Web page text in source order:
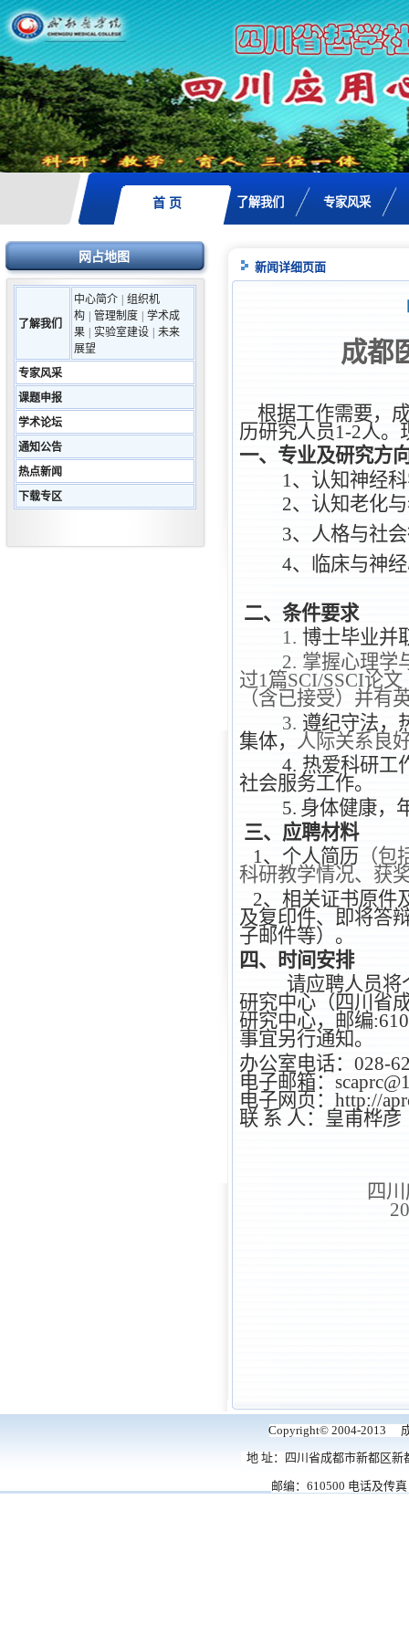
首 页 了解我们 专家风采
网占地图
了解我们
中心简介
组织机
构
管理制度
学术成
果
实验室建设
未来
展望
专家风采
课题申报
学术论坛
通知公告
热点新闻
下载专区
新闻详细页面
成都
根据工作需要，
历研究人员1-2人。
一、专业及研究方
1、认知神经
2、认知老化
3、人格与社
4、临床与神
二、条件要求
1. 博士毕业并
2. 掌握心理学
过1篇SCI/SSCI论文
（含已接受）并有
3. 遵纪守法，
集体，
人际关系良
4. 热爱科研工
社会服务工作。
5. 身体健康，
三、应聘材料
1、个人简历 （
科研教学情况、获
2、相关证书原件
及复印件、即将答
子邮件等）。
四、时间安排
请应聘人员将
研究中心（四川省
研究中心，邮编
事宜另行通知。
办公室电话： 028-
电子邮箱：
电子网页： http://
联 系 人：皇甫桦彦
四
Copyright© 2004-2013
地 址：四川省成都市新都区
邮编：610500 电话及传